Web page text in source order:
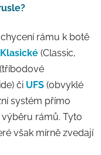
rámu k botě
Klasické (Classic,
(tříbodové
či UFS (obvyklé
systém přímo
rámů. Tyto
však mírně zvedají